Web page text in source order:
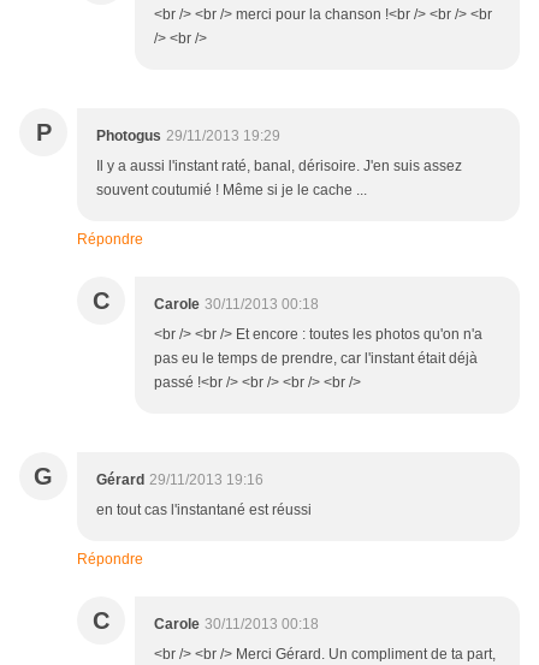
<br /> <br /> merci pour la chanson !<br /> <br /> <br
/> <br />
P Photogus 29/11/2013 19:29
Il y a aussi l'instant raté, banal, dérisoire. J'en suis assez
souvent coutumié ! Même si je le cache ...
Répondre
C Carole 30/11/2013 00:18
<br /> <br /> Et encore : toutes les photos qu'on n'a
pas eu le temps de prendre, car l'instant était déjà
passé !<br /> <br /> <br /> <br />
G Gérard 29/11/2013 19:16
en tout cas l'instantané est réussi
Répondre
C Carole 30/11/2013 00:18
<br /> <br /> Merci Gérard. Un compliment de ta part,